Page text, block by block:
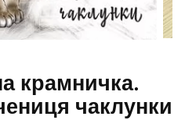
крамничка.
чаклунки